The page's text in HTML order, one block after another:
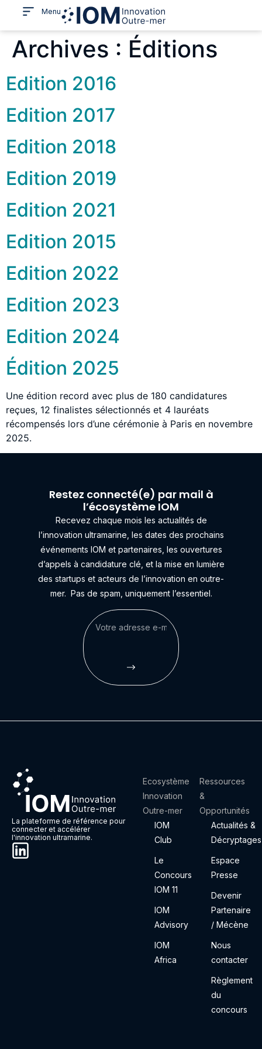
Menu
Archives : Éditions
Edition 2016
Edition 2017
Edition 2018
Edition 2019
Edition 2021
Edition 2015
Edition 2022
Edition 2023
Edition 2024
Édition 2025
Une édition record avec plus de 180 candidatures
reçues, 12 finalistes sélectionnés et 4 lauréats
récompensés lors d’une cérémonie à Paris en novembre
2025.
Restez connecté(e) par mail à
l’écosystème IOM
Recevez chaque mois les actualités de
l’innovation ultramarine, les dates des prochains
événements IOM et partenaires, les ouvertures
d’appels à candidature clé, et la mise en lumière
des startups et acteurs de l’innovation en outre-
mer. Pas de spam, uniquement l’essentiel.
La plateforme de référence pour
connecter et accélérer
l'innovation ultramarine.
Ecosystème
Innovation
Outre-mer
IOM
Club
Le
Concours
IOM 11
IOM
Advisory
IOM
Africa
Ressources
&
Opportunités
Actualités &
Décryptages
Espace
Presse
Devenir
Partenaire
/ Mécène
Nous
contacter
Règlement
du
concours